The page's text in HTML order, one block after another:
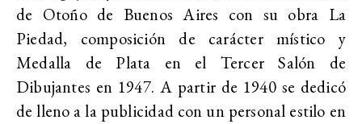
de Otoño de Buenos Aires con su obra La
Piedad, composición de carácter místico y
Medalla de Plata en el Tercer Salón de
Dibujantes en 1947. A partir de 1940 se dedicó
de lleno a la publicidad con un personal estilo en